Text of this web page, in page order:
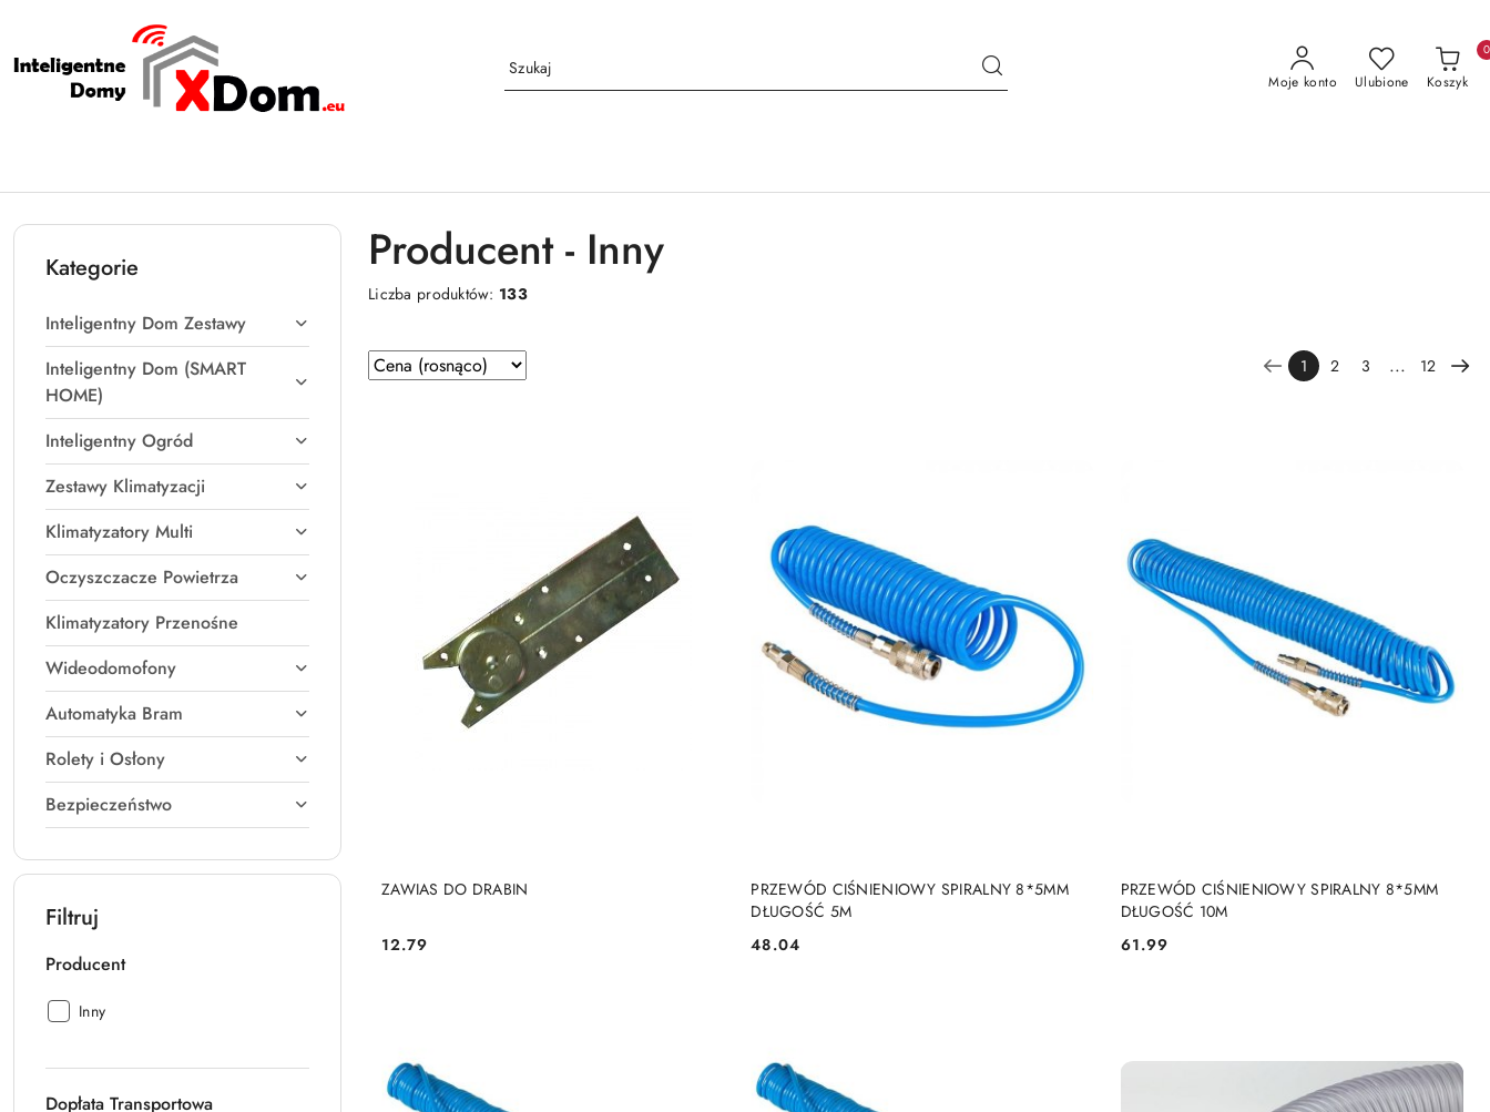
Przejdź do treści głównej
Przejdź do wyszukiwarki
Przejdź do moje konto
Przejdź do menu głównego
Przejdź do stopki
Moje konto Ulubione Koszyk
0
Kategorie
Inteligentny Dom Zestawy
Inteligentny Dom (SMART
HOME)
Inteligentny Ogród
Zestawy Klimatyzacji
Klimatyzatory Multi
Oczyszczacze Powietrza
Klimatyzatory Przenośne
Wideodomofony
Automatyka Bram
Rolety i Osłony
Bezpieczeństwo
Filtruj
Producent
Producent:
Inny
Dopłata Transportowa
Producent - Inny
Liczba produktów: 133
Zastosowano
sortowanie:
Sortuj
według
1 2 3 ... 12
ZAWIAS DO DRABIN
Cena:
12.79
DODAJ DO KOSZYKA
PRZEWÓD CIŚNIENIOWY SPIRALNY 8*5MM
DŁUGOŚĆ 5M
Cena:
48.04
DODAJ DO KOSZYKA
PRZEWÓD CIŚNIENIOWY SPIRALNY 8*5MM
DŁUGOŚĆ 10M
Cena:
61.99
DODAJ DO KOSZYKA